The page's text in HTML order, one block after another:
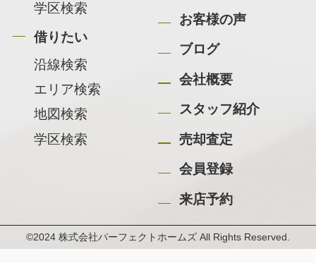
学区検索
借りたい
沿線検索
エリア検索
地図検索
学区検索
お客様の声
ブログ
会社概要
スタッフ紹介
売却査定
会員登録
来店予約
©2024 株式会社パーフェクトホームズ All Rights Reserved.